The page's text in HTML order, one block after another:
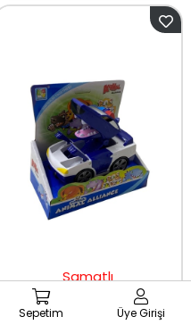
Samatlı
Sepetim Üye Girişi